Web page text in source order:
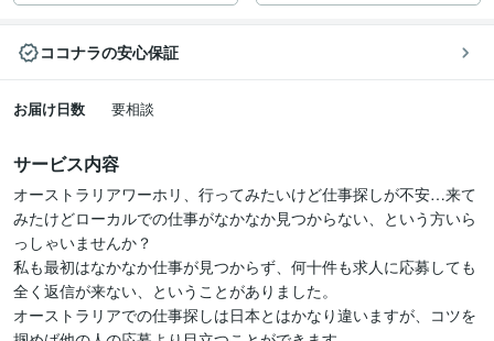
ココナラの安心保証
お届け日数 要相談
サービス内容
オーストラリアワーホリ、行ってみたいけど仕事探しが不安…来て
みたけどローカルでの仕事がなかなか見つからない、という方いら
っしゃいませんか？
私も最初はなかなか仕事が見つからず、何十件も求人に応募しても
全く返信が来ない、ということがありました。
オーストラリアでの仕事探しは日本とはかなり違いますが、コツを